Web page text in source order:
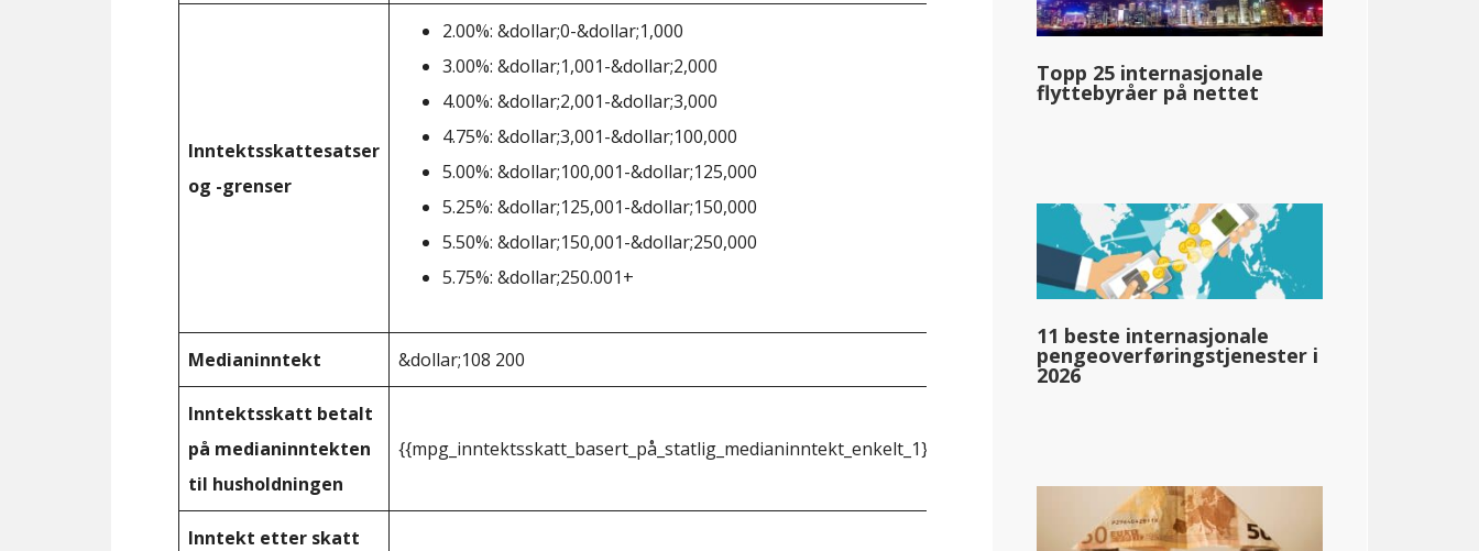
Inntektsskattesatser
og -grenser
2.00%: &dollar;0-&dollar;1,000
3.00%: &dollar;1,001-&dollar;2,000
4.00%: &dollar;2,001-&dollar;3,000
4.75%: &dollar;3,001-&dollar;100,000
5.00%: &dollar;100,001-&dollar;125,000
5.25%: &dollar;125,001-&dollar;150,000
5.50%: &dollar;150,001-&dollar;250,000
5.75%: &dollar;250.001+
Medianinntekt &dollar;108 200 &dollar;67,180
Inntektsskatt betalt
på medianinntekten
til husholdningen
{{mpg_inntektsskatt_basert_på_statlig_medianinntekt_enkelt_1}}
Inntekt etter skatt
Topp 25 internasjonale
flyttebyråer på nettet
11 beste internasjonale
pengeoverføringstjenester i
2026